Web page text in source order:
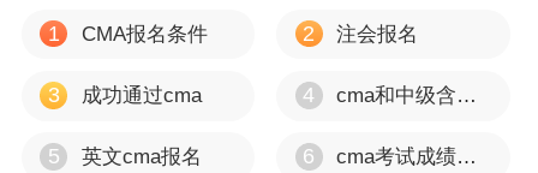
1 CMA报名条件 2 注会报名
3 成功通过cma 4 cma和中级含金量
5 英文cma报名 6 cma考试成绩多久出